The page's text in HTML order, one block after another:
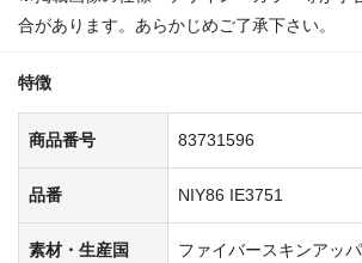
合があります。あらかじめご了承下さい。
特徴
商品番号 83731596
品番 NIY86 IE3751
素材・生産国
ファイバースキンアッ